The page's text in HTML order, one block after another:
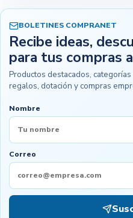
BOLETINES COMPRANET
Recibe ideas,
para tus compras
Productos destacados,
regalos, dotación y compras
Nombre
Correo